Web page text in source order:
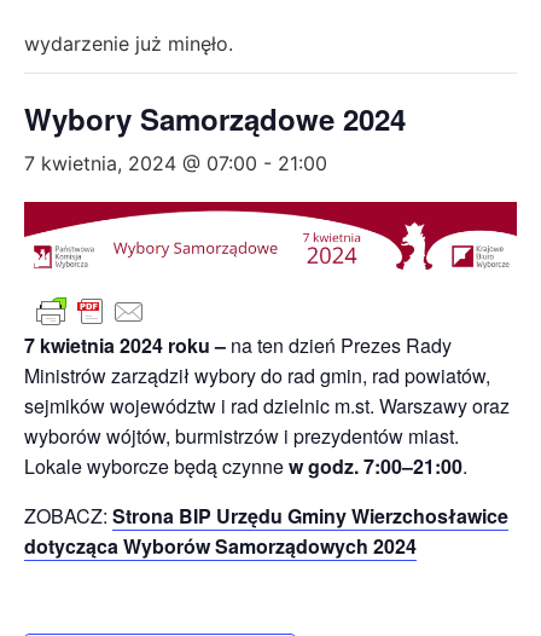
wydarzenie już minęło.
Wybory Samorządowe 2024
7 kwietnia, 2024 @ 07:00 - 21:00
7 kwietnia 2024 roku – na ten dzień Prezes Rady
Ministrów zarządził wybory do rad gmin, rad powiatów,
sejmików województw i rad dzielnic m.st. Warszawy oraz
wyborów wójtów, burmistrzów i prezydentów miast.
Lokale wyborcze będą czynnew godz. 7:00–21:00.
ZOBACZ: Strona BIP Urzędu Gminy Wierzchosławice
dotycząca Wyborów Samorządowych 2024